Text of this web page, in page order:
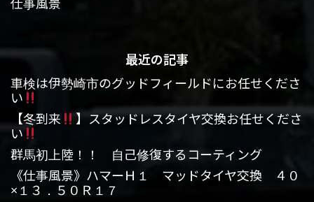
仕事風景
最近の記事
車検は伊勢崎市のグッドフィールドにお任せくださ
い
【冬到来
】スタッドレスタイヤ交換お任せくださ
い
群馬初上陸！！ 自己修復するコーティング
《仕事風景》ハマーＨ１ マッドタイヤ交換 ４０
×１３．５０Ｒ１７